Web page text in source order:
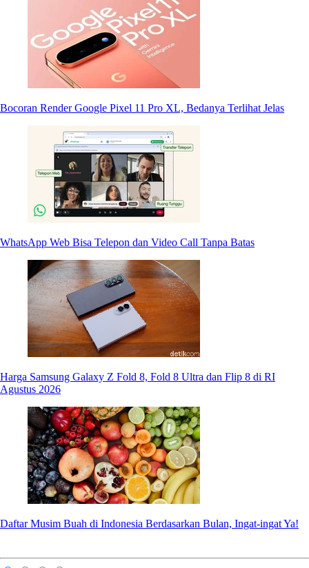
Bocoran Render Google Pixel 11 Pro XL, Bedanya Terlihat Jelas
WhatsApp Web Bisa Telepon dan Video Call Tanpa Batas
Harga Samsung Galaxy Z Fold 8, Fold 8 Ultra dan Flip 8 di RI
Agustus 2026
Daftar Musim Buah di Indonesia Berdasarkan Bulan, Ingat-ingat Ya!